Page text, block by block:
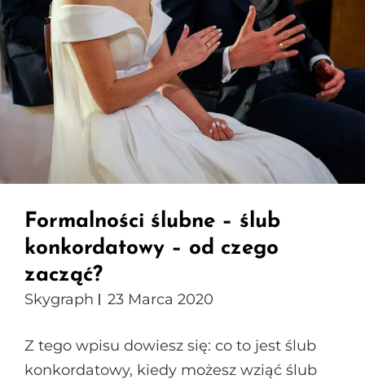
Formalności ślubne – ślub
konkordatowy – od czego
zacząć?
Skygraph 23 Marca 2020
Z tego wpisu dowiesz się: co to jest ślub
konkordatowy, kiedy możesz wziąć ślub